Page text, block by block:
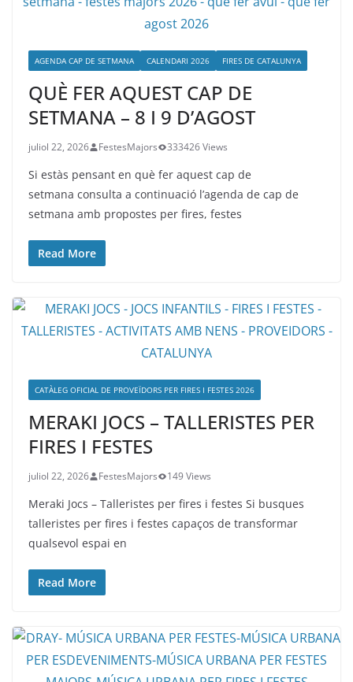
AGENDA CAP DE SETMANA CALENDARI 2026 FIRES DE CATALUNYA
QUÈ FER AQUEST CAP DE
SETMANA – 8 I 9 D’AGOST
juliol 22, 2026 FestesMajors 333426 Views
Si estàs pensant en què fer aquest cap de
setmana consulta a continuació l’agenda de cap de
setmana amb propostes per fires, festes
Read More
CATÀLEG OFICIAL DE PROVEÏDORS PER FIRES I FESTES 2026
MERAKI JOCS – TALLERISTES PER
FIRES I FESTES
juliol 22, 2026 FestesMajors 149 Views
Meraki Jocs – Talleristes per fires i festes Si busques
talleristes per fires i festes capaços de transformar
qualsevol espai en
Read More